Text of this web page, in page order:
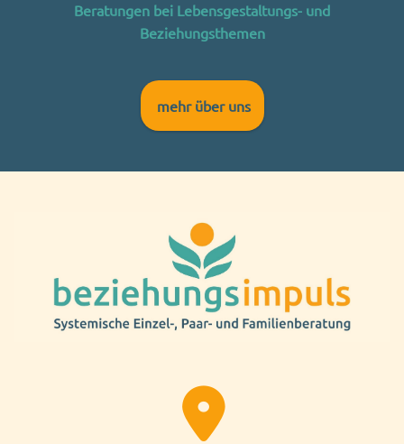
Beratungen bei Lebensgestaltungs- und
Beziehungsthemen
mehr über uns
